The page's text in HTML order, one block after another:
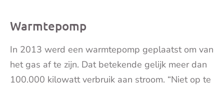
Warmtepomp
In 2013 werd een warmtepomp geplaatst om van
het gas af te zijn. Dat betekende gelijk meer dan
100.000 kilowatt verbruik aan stroom. “Niet op te